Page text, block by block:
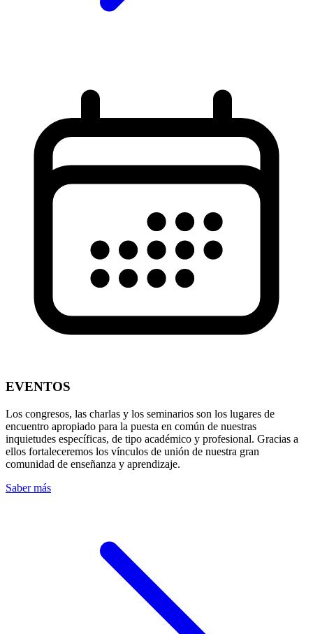
EVENTOS
Los congresos, las charlas y los seminarios son los lugares de
encuentro apropiado para la puesta en común de nuestras
inquietudes específicas, de tipo académico y profesional. Gracias a
ellos fortaleceremos los vínculos de unión de nuestra gran
comunidad de enseñanza y aprendizaje.
Saber más